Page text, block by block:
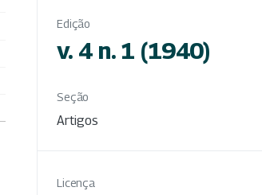
Edição
v. 4 n. 1 (1940)
Seção
Artigos
Licença